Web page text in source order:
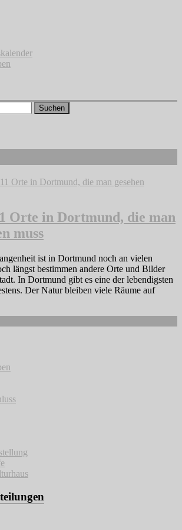
Suchen
Orte in Dortmund, die man
muss
ist in Dortmund noch an vielen
längst bestimmen andere Orte und Bilder
In Dortmund gibt es eine der lebendigsten
Der Natur bleiben viele Räume auf